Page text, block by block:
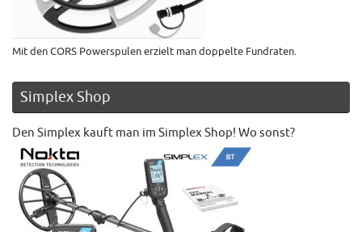
Mit den CORS Powerspulen erzielt man doppelte Fundraten.
Simplex Shop
Den Simplex kauft man im Simplex Shop! Wo sonst?